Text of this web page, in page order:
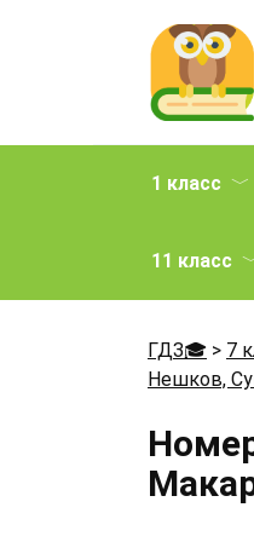
1 класс
11 класс
ГДЗ🎓 > 7
Нешков,